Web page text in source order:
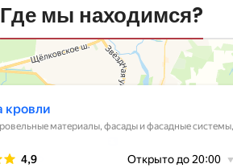
Где мы находимся?